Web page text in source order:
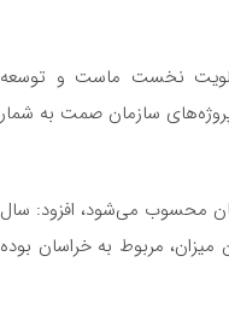
اولویت نخست ماست و توسعه
سازمان صمت به شمار
محسوب می‌شود، افزود: سال
افغانستان از سوی ایران تامین شده که 40 درصد از این میزان، مربوط به خراسان بوده